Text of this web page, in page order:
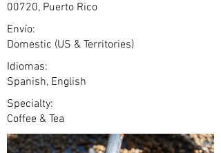
00720, Puerto Rico
Envío:
Domestic (US & Territories)
Idiomas:
Spanish, English
Specialty:
Coffee & Tea